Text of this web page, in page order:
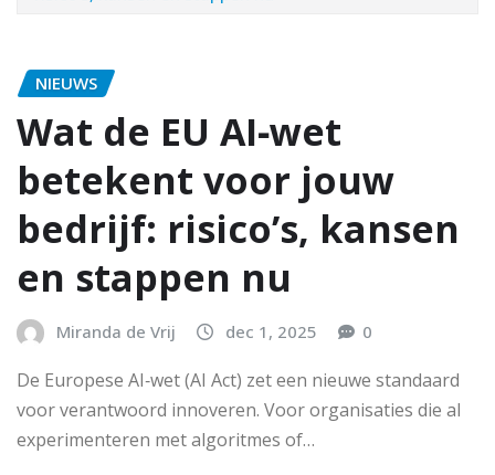
NIEUWS
Wat de EU AI‑wet
betekent voor jouw
bedrijf: risico’s, kansen
en stappen nu
Miranda de Vrij dec 1, 2025 0
De Europese AI‑wet (AI Act) zet een nieuwe standaard
voor verantwoord innoveren. Voor organisaties die al
experimenteren met algoritmes of…